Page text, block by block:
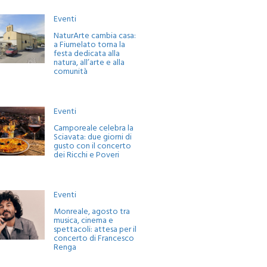
Eventi
NaturArte cambia casa:
a Fiumelato torna la
festa dedicata alla
natura, all’arte e alla
comunità
Eventi
Camporeale celebra la
Sciavata: due giorni di
gusto con il concerto
dei Ricchi e Poveri
Eventi
Monreale, agosto tra
musica, cinema e
spettacoli: attesa per il
concerto di Francesco
Renga